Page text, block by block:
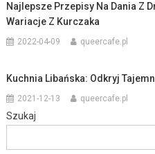
Najlepsze Przepisy Na Dania Z
Wariacje Z Kurczaka
2022-04-09 queercafe.pl
Kuchnia Libańska: Odkryj
2021-12-13 queercafe.pl
Szukaj